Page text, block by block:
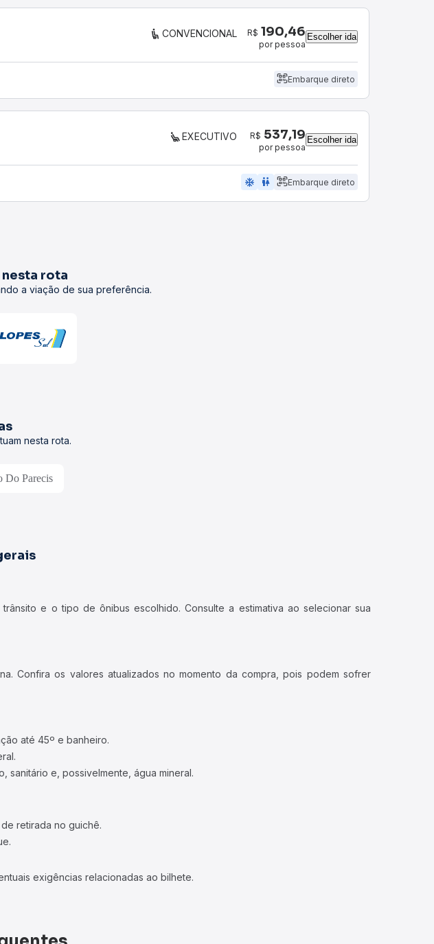
CONVENCIONAL R$ 190,46
por pessoa
Escolher ida
Embarque direto
EXECUTIVO R$ 537,19
por pessoa
Escolher ida
ac_unit wc Embarque direto
rota
a viação de sua preferência.
nesta rota.
Do Parecis
e o tipo de ônibus escolhido. Consulte a estimativa ao selecionar sua
Confira os valores atualizados no momento da compra, pois podem sofrer
até 45º e banheiro.
sanitário e, possivelmente, água mineral.
retirada no guichê.
exigências relacionadas ao bilhete.